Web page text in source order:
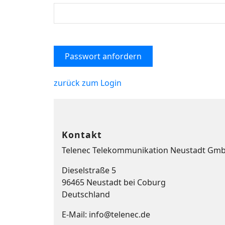
zurück zum Login
Kontakt
Telenec Telekommunikation Neustadt
Dieselstraße 5
96465 Neustadt bei Coburg
Deutschland
E-Mail: info@telenec.de